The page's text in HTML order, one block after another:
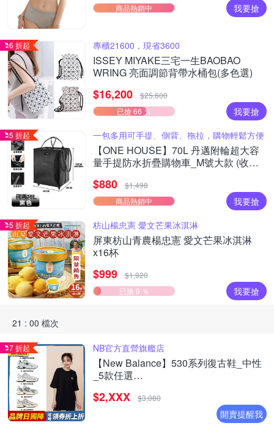
商品熱銷中
我要搶
6 折起 專櫃21600，現省3600
ISSEY MIYAKE三宅一生BAOBAO
WRING 亮面調節背帶水桶包(多色選)
$16,200
$25,600
已搶 66 ％
我要搶
5 折起 一包多用可手提、側背、拖拉，購物輕鬆方便
【ONE HOUSE】70L 丹邁附輪超大容
量手提防水折疊購物車_M號大款 (收納
物車)
$880
$1,498
商品熱銷中
我要搶
5 折起 枋山楊忠憲 愛文芒果冰淇淋
屏東枋山青農楊忠憲 愛文芒果冰淇淋
x16杯
$999
$1,920
已搶 9 ％
我要搶
21 : 00 檔次
7 折起 NB官方直營旗艦店
【New Balance】530系列復古鞋_中性
_5款任選
$2,XXX $3,080
開賣提醒我